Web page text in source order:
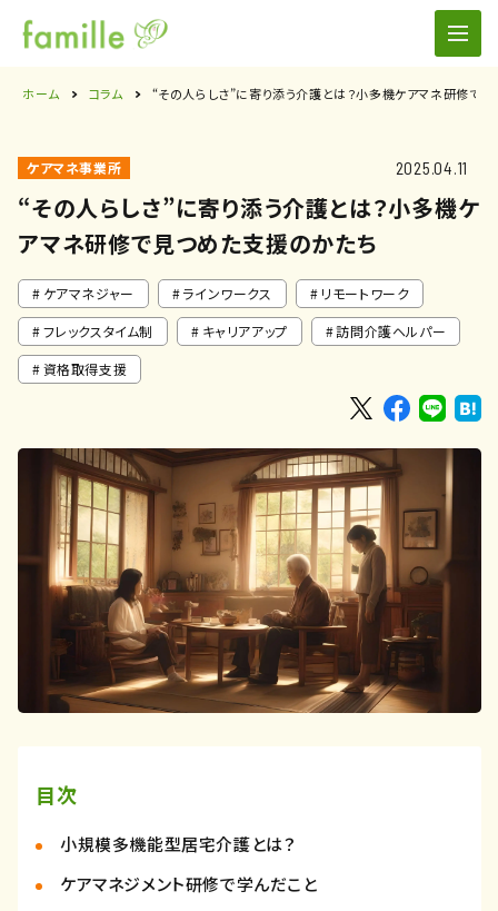
ホーム コラム “その人らしさ”に寄り添う介護とは？小多機ケアマネ研修で
ケアマネ事業所 2025.04.11
“その人らしさ”に寄り添う介護とは？小多機ケ
アマネ研修で見つめた支援のかたち
ケアマネジャー ラインワークス
リモートワーク
フレックスタイム制
キャリアアップ
訪問介護ヘルパー
資格取得支援
目次
小規模多機能型居宅介護とは？
ケアマネジメント研修で学んだこと